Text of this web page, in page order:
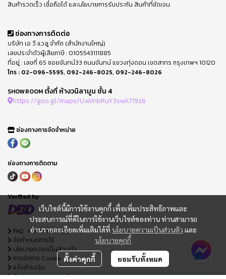
เว็บไซต์นี้มีการใช้งานคุกกี้ เพื่อเพิ่มประสิทธิภาพและ
ประสบการณ์ที่ดีในการใช้งานเว็บไซต์ของท่าน ท่านสามารถ
อ่านรายละเอียดเพิ่มเติมได้ที่ นโยบายความเป็นส่วนตัว และ
นโยบายคุกกี้
ตั้งค่าคุกกี้ ยอมรับทั้งหมด
สินค้ารวดเร็ว เชื่อถือได้ และนโยบายการรับประกัน สินค้าที่ชัดเจน
ช่องทางการติดต่อ
บริษัท เอ วี แวลู จำกัด (สำนักงานใหญ่)
เลขประจำตัวผู้เสียภาษี : 0105543111885
ที่อยู่ : เลขที่ 65 ซอยจันทน์33 ถนนจันทน์ แขวงทุ่งดอน เขตสาทร กรุงเทพฯ 10120
โทร : 02-096-5595, 092-246-8025, 092-246-8026
SHOWROOM ตั้งที่ ห้างวนิลามูน ชั้น 4
https://goo.gl/maps/UwVnbRuY3swA719z6
ช่องทางการจัดจำหน่าย
ช่องทางการติดตาม
Verified by
FAQ : คำถามที่พบบ่อย
ข้อกำหนดการใช้
นโยบายความเป็นส่วนตัว
การจัดการ Cookie
แจ้งชำระเงิน
ติดตามสถานะออเดอร์